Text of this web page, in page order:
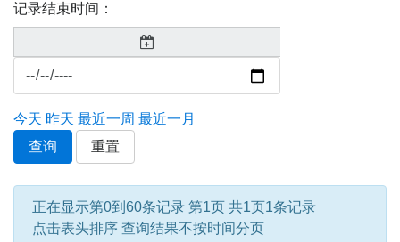
记录结束时间：
今天 昨天 最近一周 最近一月
查询
重置
正在显示第0到60条记录 第1页 共1页1条记录
点击表头排序 查询结果不按时间分页